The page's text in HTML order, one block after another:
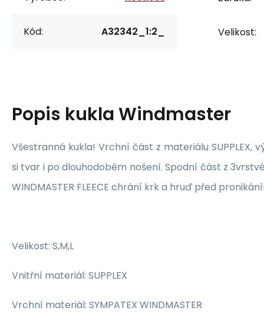
Kód: A32342_1:2_ Velikost:
Popis kukla Windmaster
Všestranná kukla! Vrchní část z materiálu SUPPLEX,
si tvar i po dlouhodobém nošení. Spodní část z
WINDMASTER FLEECE chrání krk a hruď před
Velikost: S,M,L
Vnitřní materiál: SUPPLEX
Vrchní materiál: SYMPATEX WINDMASTER